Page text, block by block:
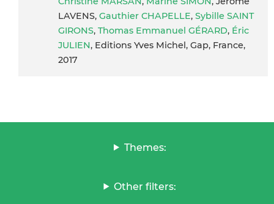
LAVENS, Gauthier CHAPELLE, Sybille SAINT
GIRONS, Thomas Emmanuel GÉRARD, Éric
JULIEN, Editions Yves Michel, Gap, France,
2017
Themes:
Other filters: